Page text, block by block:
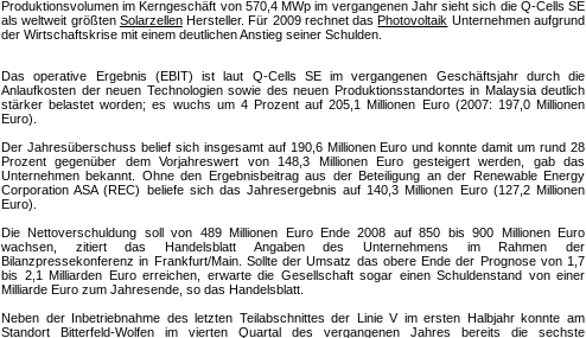
Produktionsvolumen im Kerngeschäft von 570,4 MWp im vergangenen Jahr sieht sich die Q-Cells SE
als weltweit größten SolarzellenHersteller. Für 2009 rechnet dasPhotovoltaik Unternehmen aufgrund
der Wirtschaftskrise mit einem deutlichen Anstieg seiner Schulden.
Das operative Ergebnis (EBIT) ist laut Q-Cells SE im vergangenen Geschäftsjahr durch die
Anlaufkosten der neuen Technologien sowie des neuen Produktionsstandortes in Malaysia deutlich
stärker belastet worden; es wuchs um 4 Prozent auf 205,1 Millionen Euro (2007: 197,0 Millionen
Euro).
Der Jahresüberschuss belief sich insgesamt auf 190,6 Millionen Euro und konnte damit um rund 28
Prozent gegenüber dem Vorjahreswert von 148,3 Millionen Euro gesteigert werden, gab das
Unternehmen bekannt. Ohne den Ergebnisbeitrag aus der Beteiligung an der Renewable Energy
Corporation ASA (REC) beliefe sich das Jahresergebnis auf 140,3 Millionen Euro (127,2 Millionen
Euro).
Die Nettoverschuldung soll von 489 Millionen Euro Ende 2008 auf 850 bis 900 Millionen Euro
wachsen, zitiert das Handelsblatt Angaben des Unternehmens im Rahmen der
Bilanzpressekonferenz in Frankfurt/Main. Sollte der Umsatz das obere Ende der Prognose von 1,7
bis 2,1 Milliarden Euro erreichen, erwarte die Gesellschaft sogar einen Schuldenstand von einer
Milliarde Euro zum Jahresende, so das Handelsblatt.
Neben der Inbetriebnahme des letzten Teilabschnittes der Linie V im ersten Halbjahr konnte am
Standort Bitterfeld-Wolfen im vierten Quartal des vergangenen Jahres bereits die sechste